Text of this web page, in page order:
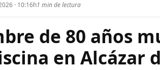
· 10:16h1 min de lectura
de 80 años
en Alcázar